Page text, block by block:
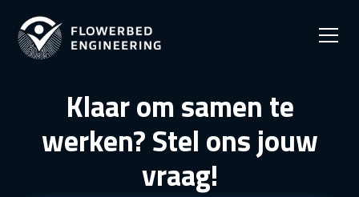
Klaar om samen te
werken? Stel ons jouw
vraag!